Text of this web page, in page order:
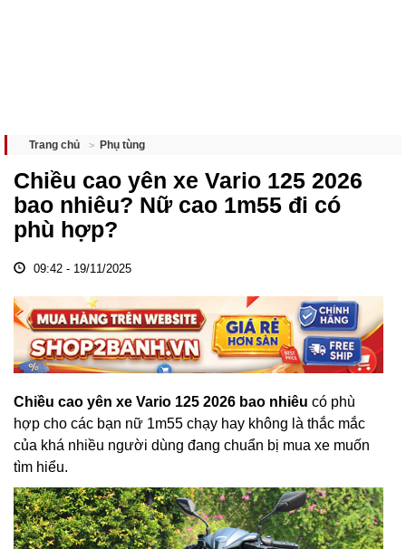
Trang chủ Phụ tùng
Chiều cao yên xe Vario 125 2026
bao nhiêu? Nữ cao 1m55 đi có
phù hợp?
09:42 - 19/11/2025
Chiều cao yên xe Vario 125 2026 bao nhiêu có phù
hợp cho các bạn nữ 1m55 chạy hay không là thắc mắc
của khá nhiều người dùng đang chuẩn bị mua xe muốn
tìm hiểu.